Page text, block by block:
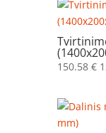
150.58 €